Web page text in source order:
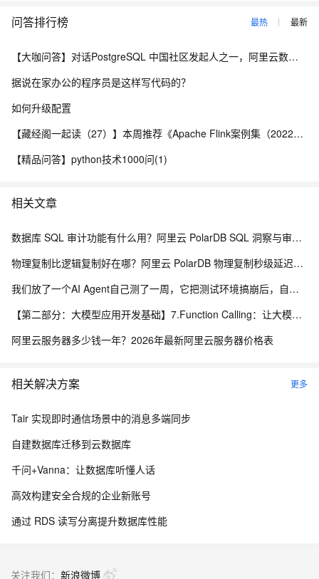
问答排行榜 最热 最新
【大咖问答】对话PostgreSQL 中国社区发起人之一，阿里云数据库高级专家 德哥
据说在家办公的程序员是这样写代码的？
如何升级配置
【藏经阁一起读（27）】本周推荐《Apache Flink案例集（2022版）》，你有哪些心得？
【精品问答】python技术1000问(1)
相关文章
数据库 SQL 审计功能有什么用？阿里云 PolarDB SQL 洞察与审计解析
物理复制比逻辑复制好在哪？阿里云 PolarDB 物理复制秒级延迟解析
我们放了一个AI Agent自己测了一周，它把测试环境搞崩后，自己写了复盘报告申请了运维权限
【第二部分：大模型应用开发基础】7.Function Calling：让大模型调用真实程序能力
阿里云服务器多少钱一年？2026年最新阿里云服务器价格表
相关解决方案 更多
Tair 实现即时通信场景中的消息多端同步
自建数据库迁移到云数据库
千问+Vanna：让数据库听懂人话
高效构建安全合规的企业新账号
通过 RDS 读写分离提升数据库性能
关注我们： 新浪微博